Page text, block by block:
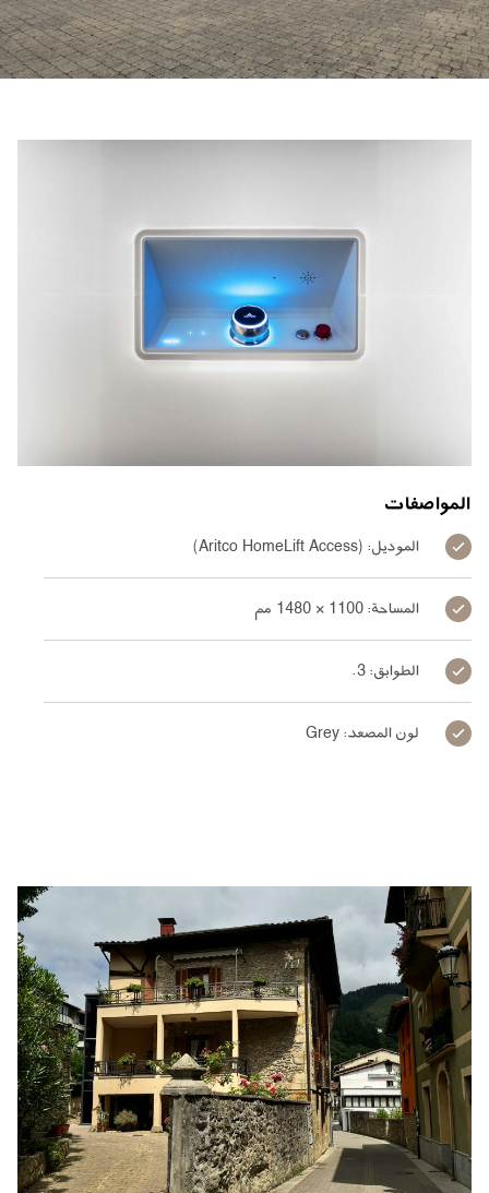
ابق على تواصل معنا
اطلب تقدير السعر
FAQ
المواصفات
الموديل: (Aritco HomeLift Access)
المساحة: 1100 × 1480 مم
الطوابق: 3.
لون المصعد: Grey